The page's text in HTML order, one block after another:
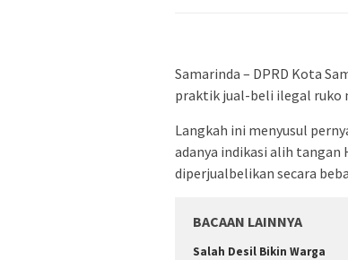
Samarinda – DPRD Kota
praktik jual-beli ilegal ruko
Langkah ini menyusul
adanya indikasi alih tangan
diperjualbelikan secara
BACAAN LAINNYA
Salah Desil Bikin Warga